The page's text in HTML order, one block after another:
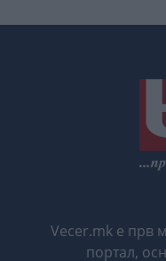
Vecer.mk е прв
портал,